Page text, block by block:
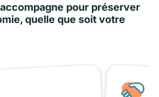
pour préserver
quelle que soit votre